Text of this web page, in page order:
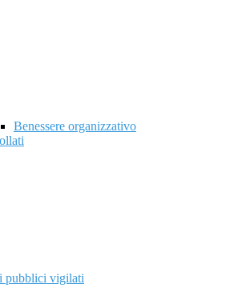
Benessere organizzativo
pubblici vigilati